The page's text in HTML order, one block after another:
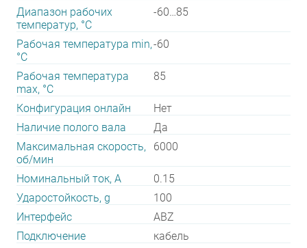
Диапазон рабочих
температур, °С
-60…85
Рабочая температура min,
°С
-60
Рабочая температура
max, °С
85
Конфигурация онлайн
Нет
Наличие полого вала
Да
Максимальная скорость,
об/мин
6000
Номинальный ток, А
0.15
Ударостойкость, g
100
Интерфейс
ABZ
Подключение
кабель